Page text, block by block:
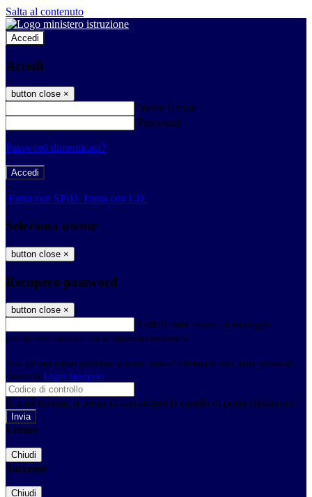
Salta al contenuto
Accedi
Accedi
button close ×
Nome Utente
Password
Password dimenticata?
-
Entra con SPID Entra con CIE
Seleziona utente
button close ×
Recupero password
button close ×
E-mail Verrà inviato un messaggio
all'indirizzo indicato con le istruzioni necessarie.
Non hai una e-mail associata al nome utente? Effettua il reset della password
tramite la Login Spaggiari
E-mail inviata, si prega di controllare la casella di posta elettronica!
Errore
Chiudi
Successo
Chiudi